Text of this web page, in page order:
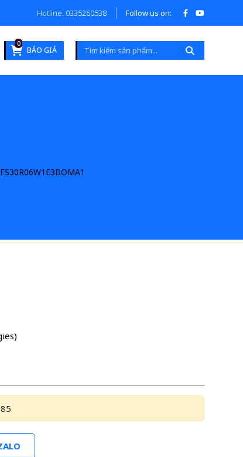
Hotline: 0335260538 Follow us on:
0
BÁO GIÁ
FS30R06W1E3BOMA1